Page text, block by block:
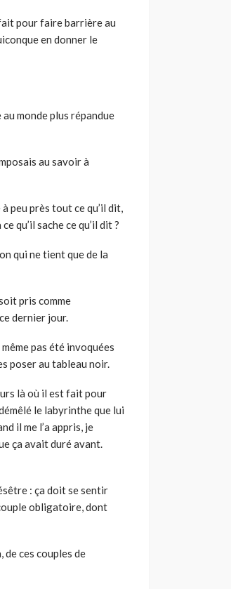
pour faire barrière au
en donner le
monde plus répandue
au savoir à
peu près tout ce qu’il dit,
qu’il sache ce qu’il dit ?
qui ne tient que de la
pris comme
dernier jour.
pas été invoquées
poser au tableau noir.
là où il est fait pour
le labyrinthe que lui
il me l’a appris, je
ça avait duré avant.
: ça doit se sentir
obligatoire, dont
de ces couples de